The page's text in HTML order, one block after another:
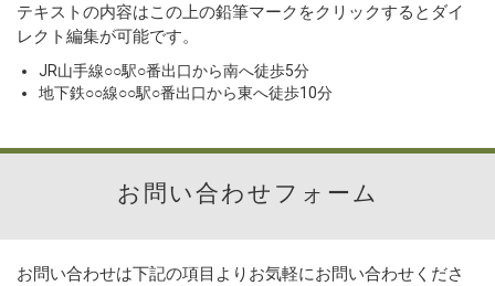
テキストの内容はこの上の鉛筆マークをクリックするとダイ
レクト編集が可能です。
JR山手線○○駅○番出口から南へ徒歩5分
地下鉄○○線○○駅○番出口から東へ徒歩10分
お問い合わせフォーム
お問い合わせは下記の項目よりお気軽にお問い合わせくださ